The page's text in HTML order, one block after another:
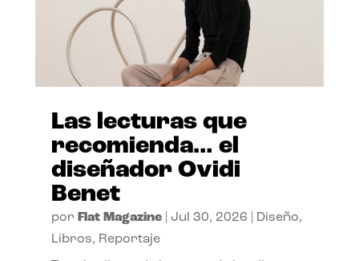
Las lecturas que
recomienda… el
diseñador Ovidi
Benet
por Flat Magazine| Jul 30, 2026 Diseño,
Libros, Reportaje